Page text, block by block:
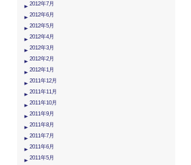
2012年7月
2012年6月
2012年5月
2012年4月
2012年3月
2012年2月
2012年1月
2011年12月
2011年11月
2011年10月
2011年9月
2011年8月
2011年7月
2011年6月
2011年5月